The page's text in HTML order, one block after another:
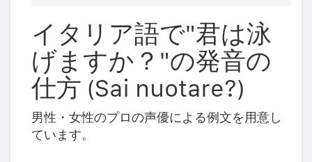
イタリア語で"君は泳
げますか？"の発音の
仕方 (Sai nuotare?)
男性・女性のプロの声優による例文を用意し
ています。